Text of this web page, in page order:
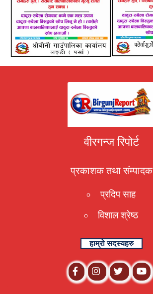
वीरगन्ज रिपोर्ट
प्रकाशक तथा संम्पादक
प्रदिप साह
विशाल श्रेष्ठ
हाम्रो सदस्यहरु